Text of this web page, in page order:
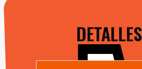
DETALLES